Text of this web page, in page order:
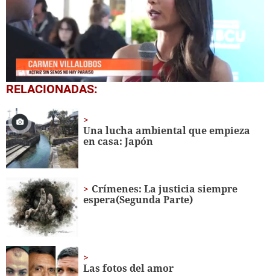
0
seconds
1
minute,
5
seconds
RELACIONADAS:
Una lucha ambiental que empieza
en casa: Japón
Crímenes: La justicia siempre
espera(Segunda Parte)
Las fotos del amor